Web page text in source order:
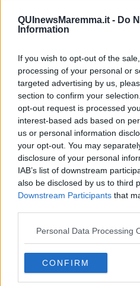
QUInewsMaremma.it - Do
Information
If you wish to opt-out of the
processing of your personal or
targeted advertising by us,
section to confirm your
opt-out request is processed
interest-based ads based on
us or personal information
your opt-out. You may
disclosure of your personal
IAB’s list of downstream
also be disclosed by us to third
Downstream Participants that
Personal Data Processing
CONFIRM
Capitol Hill un anno dopo
Desmond Tutu "la voce dei
La questione Ucraina
Cipro, un ponte dove si
Una vigilia di Natale per un
La questione israelo-
Erdogan continua a sfidare
Libano, collasso economico e
Johnson, da Trump a Biden alla
L'AUKUS e il Quad
Biden, primo presidente USA
Papa Bergoglio vedrà Viktor
Bennet, un giorno in attesa di
Il ritorno dei talebani
​La lenta agonia del Libano
L’appuntamento di Israele con il
La farsa delle elezioni in Siria
In Medioriente non ci sono
Biden chiama ma Netanyahu